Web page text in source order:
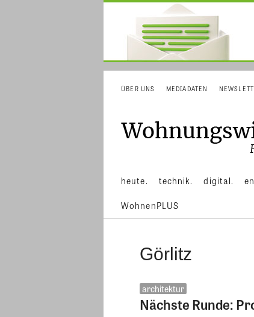
ÜBER UNS MEDIADATEN
heute. technik. digital.
WohnenPLUS
Görlitz
architektur
Nächste Runde: